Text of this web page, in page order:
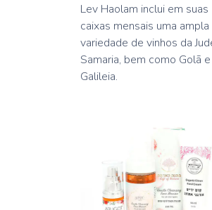
Lev Haolam inclui em suas
caixas mensais uma ampla
variedade de vinhos da
Samaria, bem como Golã e
Galileia.